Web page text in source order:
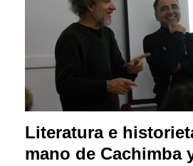
Literatura e
mano de Cachimba